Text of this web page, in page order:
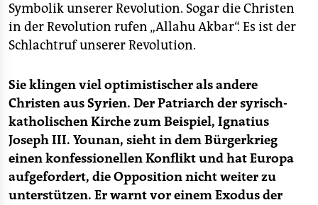
Symbolik unserer Revolution. Sogar die Christen
in der Revolution rufen „Allahu Akbar“. Es ist der
Schlachtruf unserer Revolution.
Sie klingen viel optimistischer als andere
Christen aus Syrien. Der Patriarch der syrisch-
katholischen Kirche zum Beispiel, Ignatius
Joseph III. Younan, sieht in dem Bürgerkrieg
einen konfessionellen Konflikt und hat Europa
aufgefordert, die Opposition nicht weiter zu
unterstützen. Er warnt vor einem Exodus der